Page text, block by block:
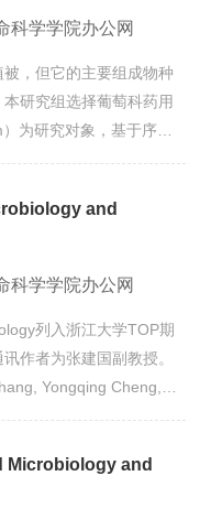
科学学院办公网
，但它的主要组成物种
研究组选择葡萄科药用
为研究对象，基于序列
世早期分化为两个谱系
居群进化历史，...
and
科学学院办公网
列入浙江大学TOP期
作者为张建国副教授。
Yongqing Cheng,
Microbiology an...
Microbiology and